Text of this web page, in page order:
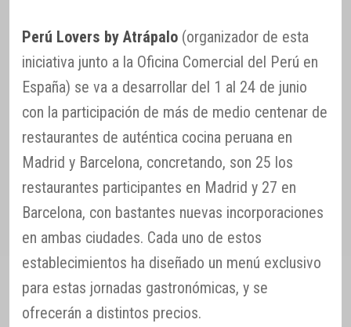
Perú Lovers by Atrápalo (organizador de esta
iniciativa junto a la Oficina Comercial del Perú en
España) se va a desarrollar del 1 al 24 de junio
con la participación de más de medio centenar de
restaurantes de auténtica cocina peruana en
Madrid y Barcelona, concretando, son 25 los
restaurantes participantes en Madrid y 27 en
Barcelona, con bastantes nuevas incorporaciones
en ambas ciudades. Cada uno de estos
establecimientos ha diseñado un menú exclusivo
para estas jornadas gastronómicas, y se
ofrecerán a distintos precios.